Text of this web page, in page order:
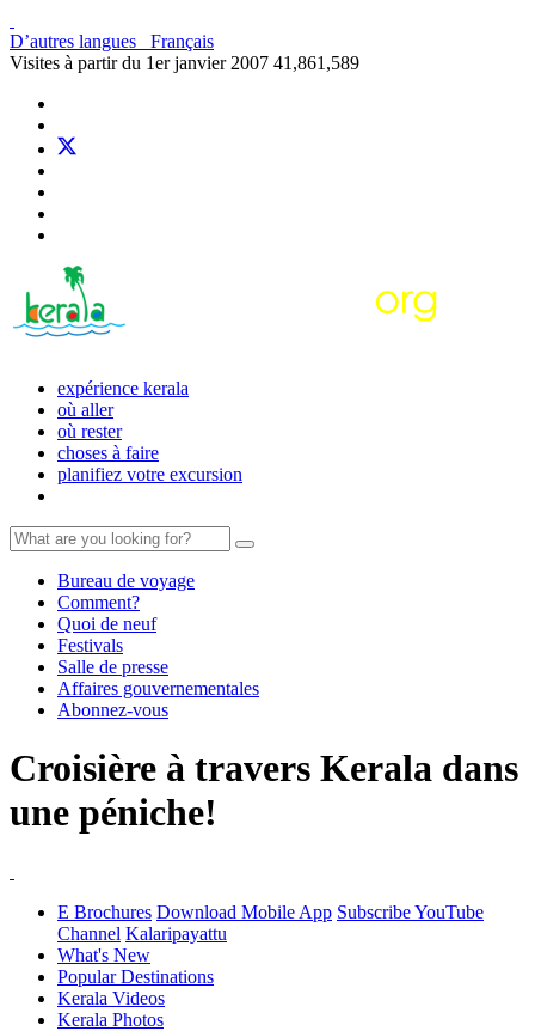
D’autres langues
Français
Visites à partir du 1er janvier 2007 41,861,589
expérience kerala
où aller
où rester
choses à faire
planifiez votre excursion
Bureau de voyage
Comment?
Quoi de neuf
Festivals
Salle de presse
Affaires gouvernementales
Abonnez-vous
Croisière à travers Kerala dans
une péniche!
E Brochures Download Mobile App Subscribe YouTube
Channel Kalaripayattu
What's New
Popular Destinations
Kerala Videos
Kerala Photos